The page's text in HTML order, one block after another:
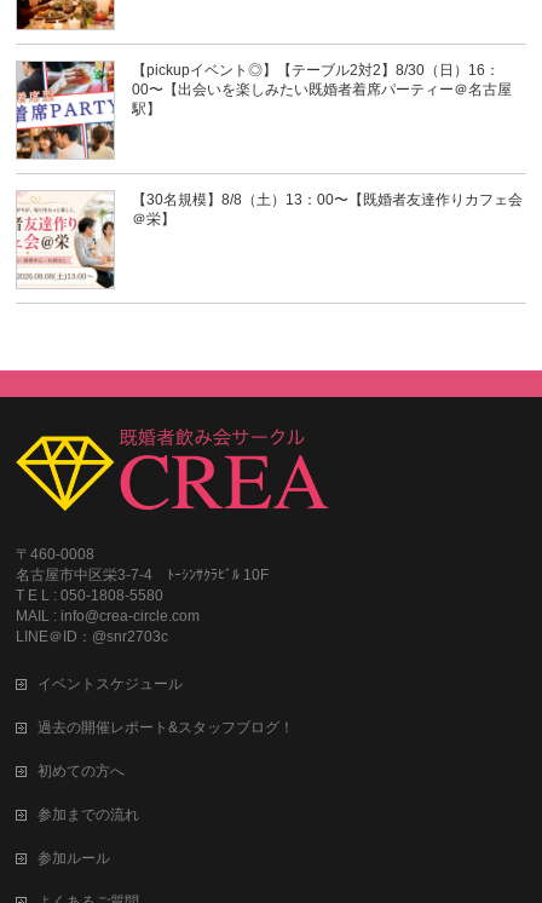
【pickupイベント◎】【テーブル2対2】8/30（日）16：
00〜【出会いを楽しみたい既婚者着席パーティー＠名古屋
駅】
【30名規模】8/8（土）13：00〜【既婚者友達作りカフェ会
＠栄】
〒460-0008
名古屋市中区栄3-7-4 ﾄｰｼﾝｻｸﾗﾋﾞﾙ 10F
T E L : 050-1808-5580
MAIL : info@crea-circle.com
LINE＠ID：@snr2703c
イベントスケジュール
過去の開催レポート&スタッフブログ！
初めての方へ
参加までの流れ
参加ルール